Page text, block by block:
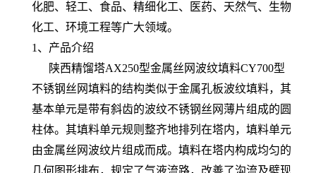
化肥、轻工、食品、精细化工、医药、天然气、生物
化工、环境工程等广大领域。
1、产品介绍
陕西精馏塔AX250型金属丝网波纹填料CY700型
不锈钢丝网填料的结构类似于金属孔板波纹填料，其
基本单元是带有斜齿的波纹不锈钢丝网薄片组成的圆
柱体。其填料单元规则整齐地排列在塔内，填料单元
由金属丝网波纹片组成而成。填料在塔内构成均匀的
几何图形排布，规定了气液流路，改善了沟流及壁现